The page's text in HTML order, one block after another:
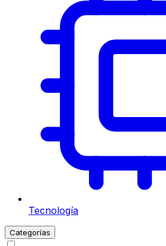
Tecnología
Categorías